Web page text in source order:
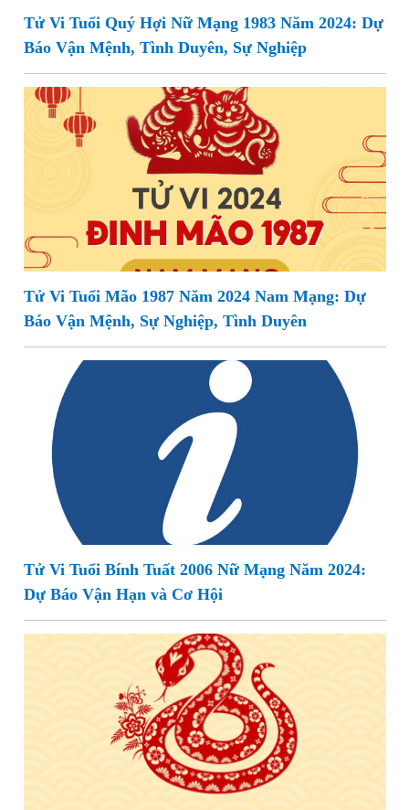
Tử Vi Tuổi Quý Hợi Nữ Mạng 1983 Năm 2024: Dự
Báo Vận Mệnh, Tình Duyên, Sự Nghiệp
Tử Vi Tuổi Mão 1987 Năm 2024 Nam Mạng: Dự
Báo Vận Mệnh, Sự Nghiệp, Tình Duyên
Tử Vi Tuổi Bính Tuất 2006 Nữ Mạng Năm 2024:
Dự Báo Vận Hạn và Cơ Hội